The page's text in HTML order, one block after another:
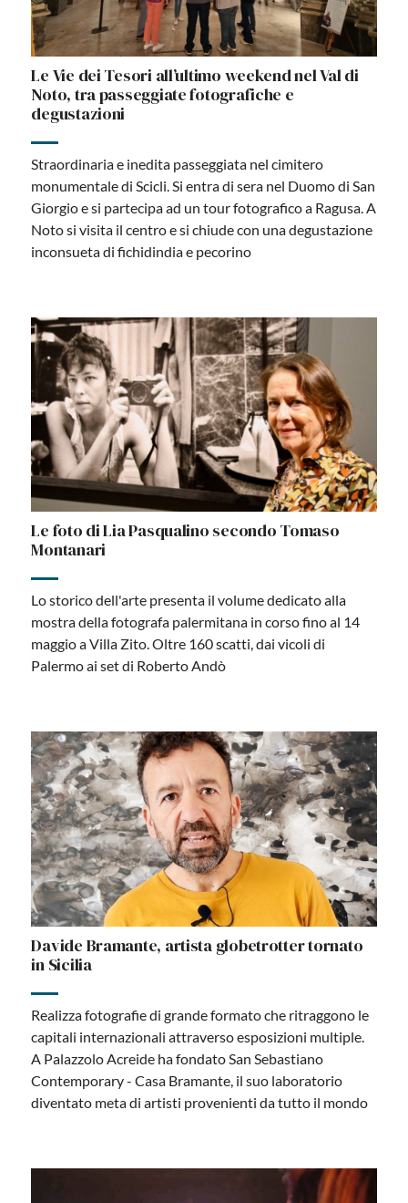
Le Vie dei Tesori all’ultimo weekend nel Val di
Noto, tra passeggiate fotografiche e
degustazioni
Straordinaria e inedita passeggiata nel cimitero
monumentale di Scicli. Si entra di sera nel Duomo di San
Giorgio e si partecipa ad un tour fotografico a Ragusa. A
Noto si visita il centro e si chiude con una degustazione
inconsueta di fichidindia e pecorino
Le foto di Lia Pasqualino secondo Tomaso
Montanari
Lo storico dell'arte presenta il volume dedicato alla
mostra della fotografa palermitana in corso fino al 14
maggio a Villa Zito. Oltre 160 scatti, dai vicoli di
Palermo ai set di Roberto Andò
Davide Bramante, artista globetrotter tornato
in Sicilia
Realizza fotografie di grande formato che ritraggono le
capitali internazionali attraverso esposizioni multiple.
A Palazzolo Acreide ha fondato San Sebastiano
Contemporary - Casa Bramante, il suo laboratorio
diventato meta di artisti provenienti da tutto il mondo